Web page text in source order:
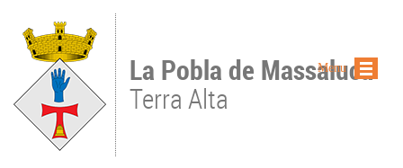
La Pobla de Massaluca
Terra Alta
Menu